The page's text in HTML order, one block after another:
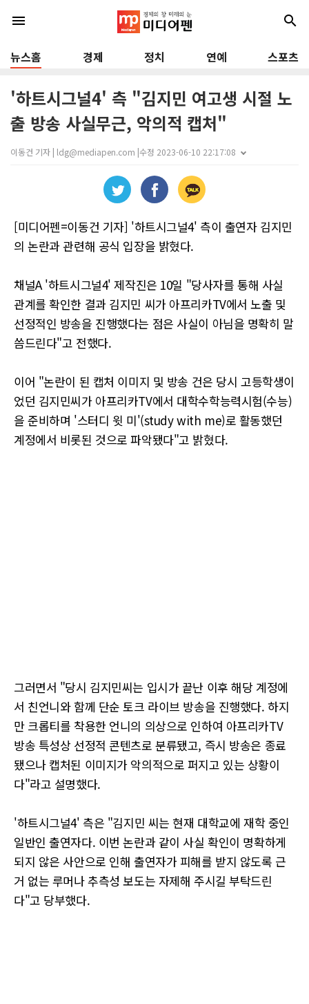
menu search
뉴스홈 경제 정치 연예 스포츠
'하트시그널4' 측 "김지민 여고생 시절 노
출 방송 사실무근, 악의적 캡처"
이동건 기자 | ldg@mediapen.com |수정 2023-06-10 22:17:08
[미디어펜=이동건 기자] '하트시그널4' 측이 출연자 김지민
의 논란과 관련해 공식 입장을 밝혔다.
채널A '하트시그널4' 제작진은 10일 "당사자를 통해 사실
관계를 확인한 결과 김지민 씨가 아프리카TV에서 노출 및
선정적인 방송을 진행했다는 점은 사실이 아님을 명확히 말
씀드린다"고 전했다.
이어 "논란이 된 캡처 이미지 및 방송 건은 당시 고등학생이
었던 김지민씨가 아프리카TV에서 대학수학능력시험(수능)
을 준비하며 '스터디 윗 미'(study with me)로 활동했던
계정에서 비롯된 것으로 파악됐다"고 밝혔다.
그러면서 "당시 김지민씨는 입시가 끝난 이후 해당 계정에
서 친언니와 함께 단순 토크 라이브 방송을 진행했다. 하지
만 크롭티를 착용한 언니의 의상으로 인하여 아프리카TV
방송 특성상 선정적 콘텐츠로 분류됐고, 즉시 방송은 종료
됐으나 캡처된 이미지가 악의적으로 퍼지고 있는 상황이
다"라고 설명했다.
'하트시그널4' 측은 "김지민 씨는 현재 대학교에 재학 중인
일반인 출연자다. 이번 논란과 같이 사실 확인이 명확하게
되지 않은 사안으로 인해 출연자가 피해를 받지 않도록 근
거 없는 루머나 추측성 보도는 자제해 주시길 부탁드린
다"고 당부했다.